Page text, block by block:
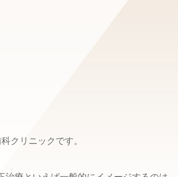
クリニックです。